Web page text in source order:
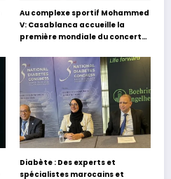
Au complexe sportif Mohammed
V: Casablanca accueille la
première mondiale du concert
Hafez
Diabète : Des experts et
spécialistes marocains et